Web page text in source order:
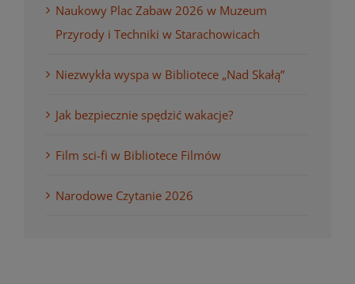
Naukowy Plac Zabaw 2026 w Muzeum
Przyrody i Techniki w Starachowicach
Niezwykła wyspa w Bibliotece „Nad Skałą”
Jak bezpiecznie spędzić wakacje?
Film sci-fi w Bibliotece Filmów
Narodowe Czytanie 2026